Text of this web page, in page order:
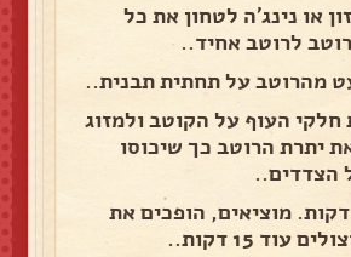
או נינג'ה לטחון את כל
לרוטב אחיד..
מהרוטב על תחתית תבנית..
חלקי העוף על הקוטב ולמזוג
יתרת הרוטב כך שיכוסו
הצדדים..
צולים 15 דקות. מוציאים, הופכים את
עוד 15 דקות..